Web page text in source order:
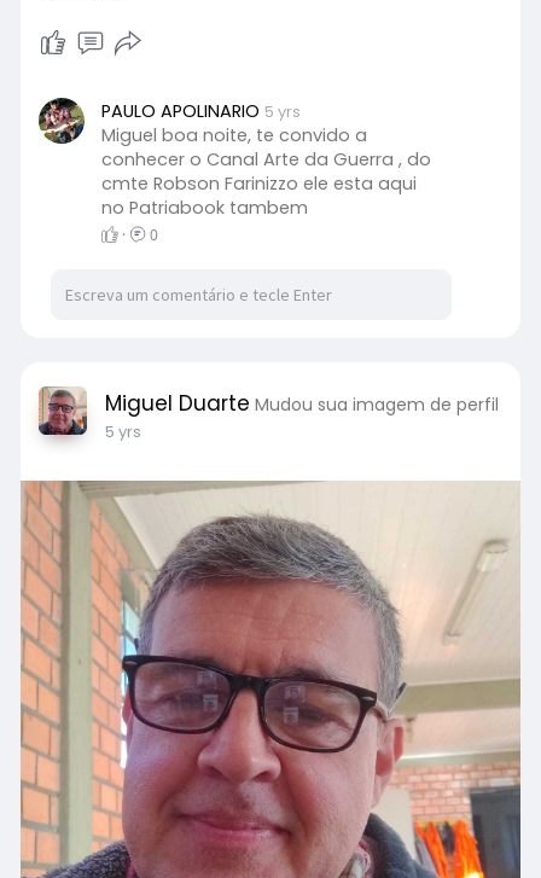
Não sabem que estes, vem a décadas
impedindo e degradando o nosso país?
Ou, será que estão mascarados e à serviço
dessa máfia política?
Pronto, falei.
PAULO APOLINARIO 5 yrs
Miguel boa noite, te convido a
conhecer o Canal Arte da Guerra , do
cmte Robson Farinizzo ele esta aqui
no Patriabook tambem
· 0
Miguel Duarte Mudou sua imagem de perfil
5 yrs